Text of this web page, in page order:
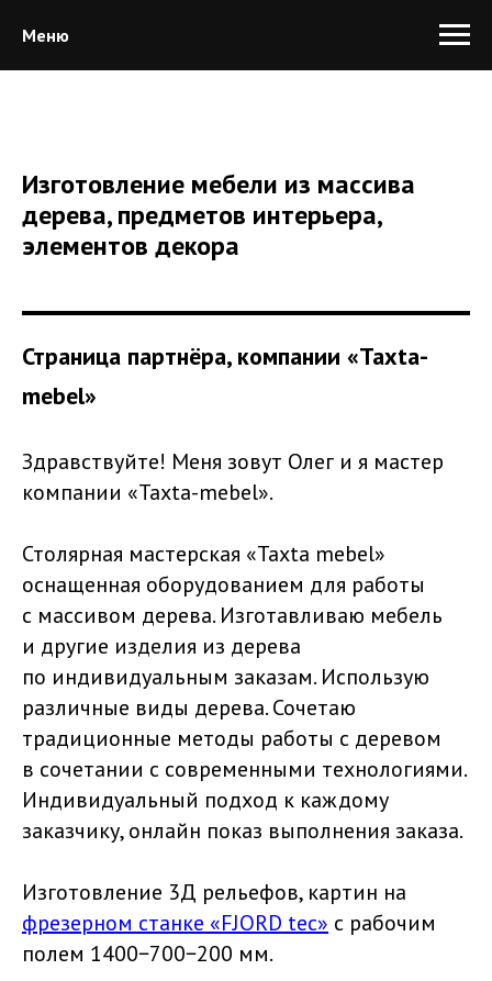
Меню
Изготовление мебели из массива
дерева, предметов интерьера,
элементов декора
Страница партнёра, компании «Taxta-
mebel»
Здравствуйте! Меня зовут Олег и я мастер
компании «Taxta-mebel».
Столярная мастерская «Taxta mebel»
оснащенная оборудованием для работы
с массивом дерева. Изготавливаю мебель
и другие изделия из дерева
по индивидуальным заказам. Использую
различные виды дерева. Сочетаю
традиционные методы работы с деревом
в сочетании с современными технологиями.
Индивидуальный подход к каждому
заказчику, онлайн показ выполнения заказа.
Изготовление 3Д рельефов, картин на
фрезерном станке «FJORD tec» с рабочим
полем 1400−700−200 мм.